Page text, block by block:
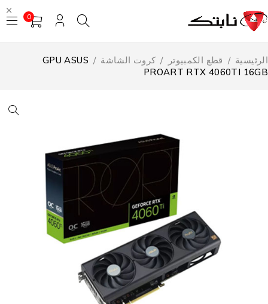
0
/ قطع الكمبيوتر كروت الشاشة /
GPU ASUS
PROART RTX 4060TI